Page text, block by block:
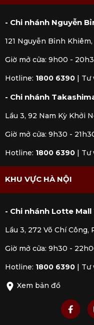
- Chi nhánh Nguyễn
121 Nguyễn Bỉnh
Giờ mở cửa: 9h00 -
Hotline: 1800 6390 Tư
- Chi nhánh
Lầu 3, 92 Nam Kỳ Khởi
Giờ mở cửa: 9h30 -
Hotline: 1800 6390 Tư
KHU VỰC HÀ NỘI
- Chi nhánh Lotte Mall
Lầu 3, 272 Võ Chí
Giờ mở cửa: 9h30 -
Hotline: 1800 6390 Tư
Xem bản đồ